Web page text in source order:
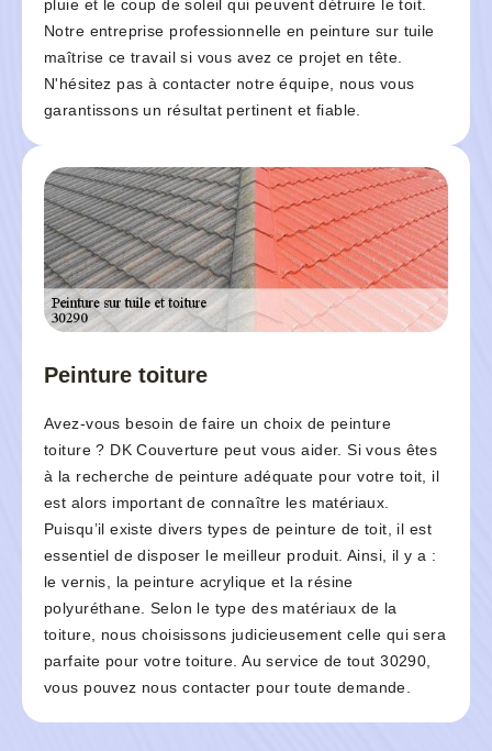
pluie et le coup de soleil qui peuvent détruire le toit.
Notre entreprise professionnelle en peinture sur tuile
maîtrise ce travail si vous avez ce projet en tête.
N'hésitez pas à contacter notre équipe, nous vous
garantissons un résultat pertinent et fiable.
Peinture toiture
Avez-vous besoin de faire un choix de peinture
toiture ? DK Couverture peut vous aider. Si vous êtes
à la recherche de peinture adéquate pour votre toit, il
est alors important de connaître les matériaux.
Puisqu’il existe divers types de peinture de toit, il est
essentiel de disposer le meilleur produit. Ainsi, il y a :
le vernis, la peinture acrylique et la résine
polyuréthane. Selon le type des matériaux de la
toiture, nous choisissons judicieusement celle qui sera
parfaite pour votre toiture. Au service de tout 30290,
vous pouvez nous contacter pour toute demande.